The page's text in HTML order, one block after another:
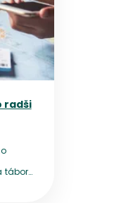
radši
tábory